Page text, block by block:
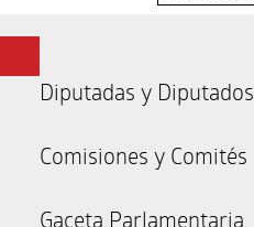
Diputadas y Diputados
Comisiones y Comités
Gaceta Parlamentaria